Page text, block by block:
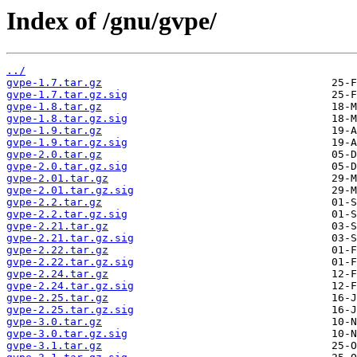
Index of /gnu/gvpe/
../
gvpe-1.7.tar.gz
gvpe-1.7.tar.gz.sig
gvpe-1.8.tar.gz
gvpe-1.8.tar.gz.sig
gvpe-1.9.tar.gz
gvpe-1.9.tar.gz.sig
gvpe-2.0.tar.gz
gvpe-2.0.tar.gz.sig
gvpe-2.01.tar.gz
gvpe-2.01.tar.gz.sig
gvpe-2.2.tar.gz
gvpe-2.2.tar.gz.sig
gvpe-2.21.tar.gz
gvpe-2.21.tar.gz.sig
gvpe-2.22.tar.gz
gvpe-2.22.tar.gz.sig
gvpe-2.24.tar.gz
gvpe-2.24.tar.gz.sig
gvpe-2.25.tar.gz
gvpe-2.25.tar.gz.sig
gvpe-3.0.tar.gz
gvpe-3.0.tar.gz.sig
gvpe-3.1.tar.gz